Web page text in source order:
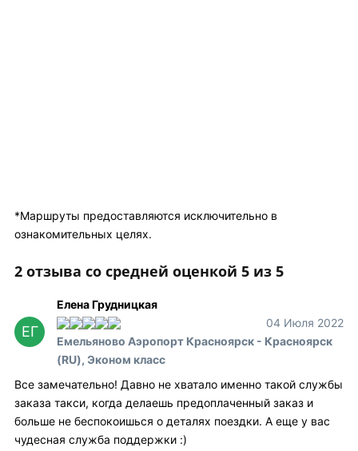
*Маршруты предоставляются исключительно в
ознакомительных целях.
2 отзыва со средней оценкой 5 из 5
ЕГ
Елена Грудницкая
04 Июля 2022
Емельяново Аэропорт Красноярск - Красноярск
(RU), Эконом класс
Все замечательно! Давно не хватало именно такой службы
заказа такси, когда делаешь предоплаченный заказ и
больше не беспокоишься о деталях поездки. А еще у вас
чудесная служба поддержки :)